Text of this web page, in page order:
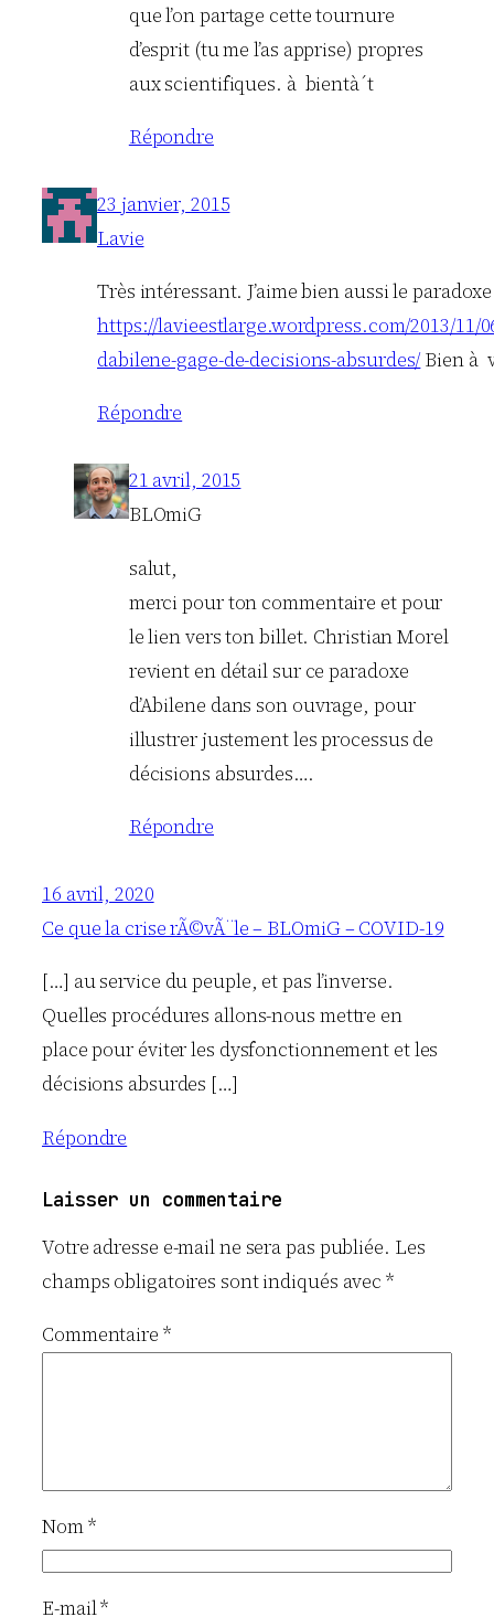
que l’on partage cette tournure
d’esprit (tu me l’as apprise) propres
aux scientifiques. à bientà´t
Répondre
23 janvier, 2015
Lavie
Très intéressant. J’aime bien aussi le
https://lavieestlarge.wordpress.com/2013/11/
dabilene-gage-de-decisions-absurdes/Bien à
Répondre
21 avril, 2015
BLOmiG
salut,
merci pour ton commentaire et pour
le lien vers ton billet. Christian Morel
revient en détail sur ce paradoxe
d’Abilene dans son ouvrage, pour
illustrer justement les processus de
décisions absurdes….
Répondre
16 avril, 2020
Ce que la crise rÃ©vÃ¨le – BLOmiG – COVID-19
[…] au service du peuple, et pas l’inverse.
Quelles procédures allons-nous mettre en
place pour éviter les dysfonctionnement et les
décisions absurdes […]
Répondre
Laisser un commentaire
Votre adresse e-mail ne sera pas publiée. Les
champs obligatoires sont indiqués avec*
Commentaire *
Nom*
E-mail*